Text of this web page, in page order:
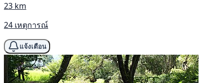
23 km
24 เหตุการณ์
แจ้งเตือน